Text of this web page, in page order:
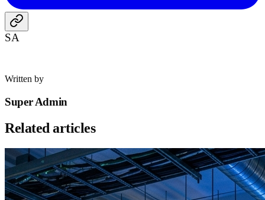
SA
Written by
Super Admin
Related articles